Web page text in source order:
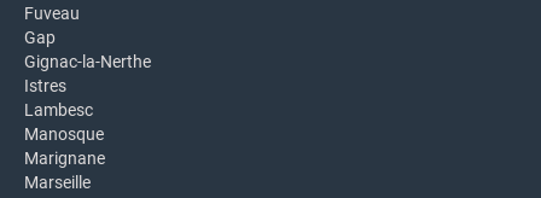
Fuveau
Gap
Gignac-la-Nerthe
Istres
Lambesc
Manosque
Marignane
Marseille